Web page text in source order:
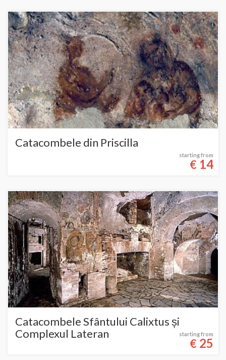
Catacombele din Priscilla
starting from
€ 14
Catacombele Sfântului Calixtus și
Complexul Lateran
starting from
€ 25